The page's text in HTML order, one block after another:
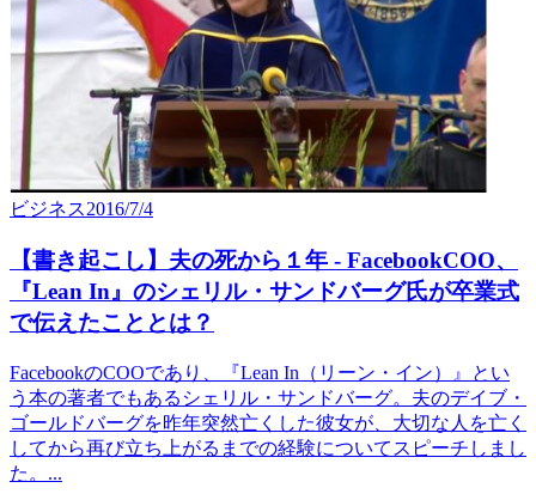
ビジネス2016/7/4
【書き起こし】夫の死から１年 - FacebookCOO、
『Lean In』のシェリル・サンドバーグ氏が卒業式
で伝えたこととは？
FacebookのCOOであり、『Lean In（リーン・イン）』とい
う本の著者でもあるシェリル・サンドバーグ。夫のデイブ・
ゴールドバーグを昨年突然亡くした彼女が、大切な人を亡く
してから再び立ち上がるまでの経験についてスピーチしまし
た。...